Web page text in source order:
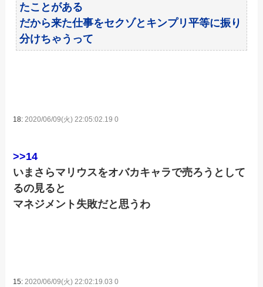
たことがある
だから来た仕事をセクゾとキンプリ平等に振り
分けちゃうって
18:2020/06/09(火) 22:05:02.19 0
>>14
いまさらマリウスをオバカキャラで売ろうとして
るの見ると
マネジメント失敗だと思うわ
15:2020/06/09(火) 22:02:19.03 0